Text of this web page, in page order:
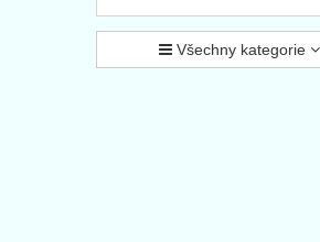
Všechny kategorie